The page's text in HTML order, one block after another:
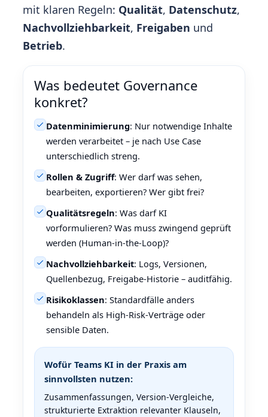
mit klaren Regeln: Qualität, Datenschutz,
Nachvollziehbarkeit, Freigaben und
Betrieb.
Was bedeutet Governance
konkret?
Datenminimierung: Nur notwendige Inhalte
werden verarbeitet – je nach Use Case
unterschiedlich streng.
Rollen & Zugriff: Wer darf was sehen,
bearbeiten, exportieren? Wer gibt frei?
Qualitätsregeln: Was darf KI
vorformulieren? Was muss zwingend geprüft
werden (Human‑in‑the‑Loop)?
Nachvollziehbarkeit: Logs, Versionen,
Quellenbezug, Freigabe‑Historie – auditfähig.
Risikoklassen: Standardfälle anders
behandeln als High‑Risk‑Verträge oder
sensible Daten.
Wofür Teams KI in der Praxis am
sinnvollsten nutzen:
Zusammenfassungen, Version‑Vergleiche,
strukturierte Extraktion relevanter Klauseln,